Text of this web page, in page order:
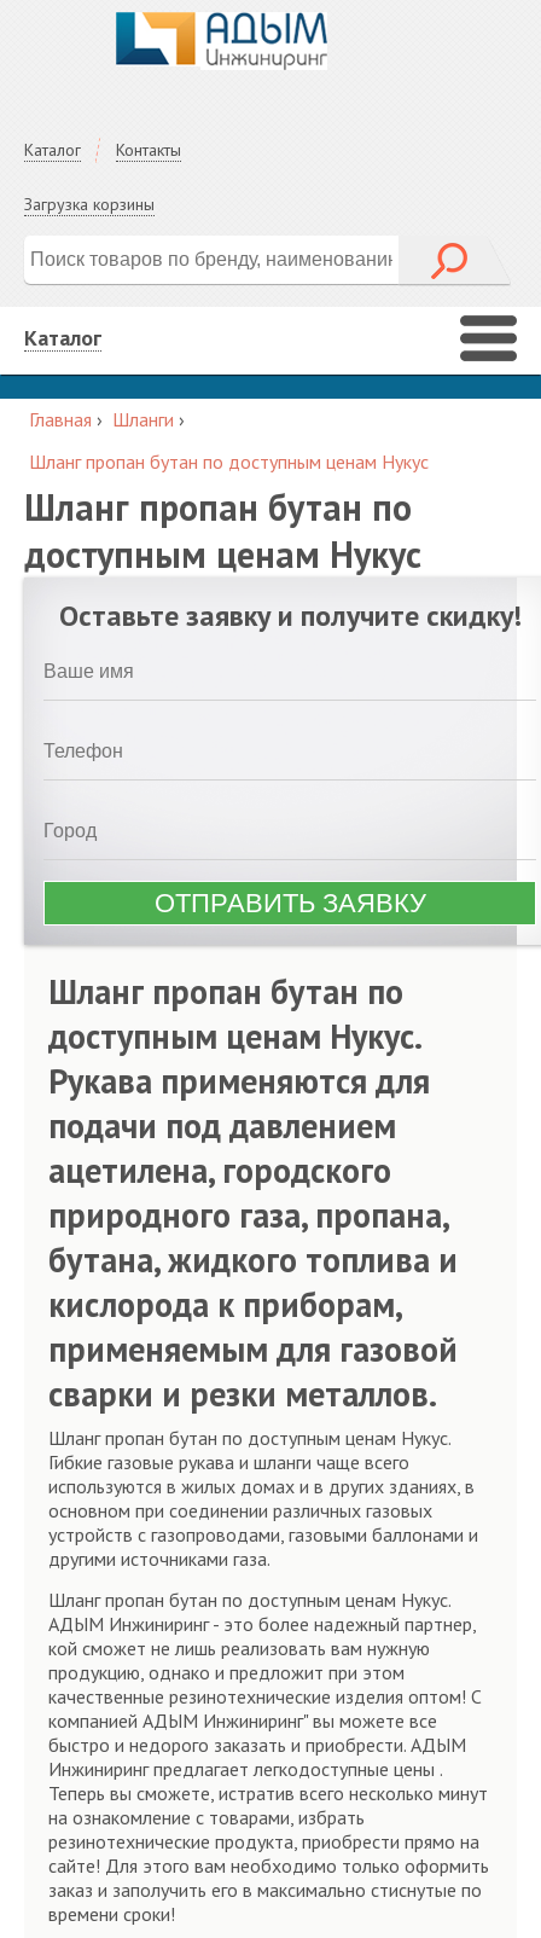
Каталог Контакты
Загрузка корзины
Каталог
Главная › Шланги ›
Шланг пропан бутан по доступным ценам Нукус
Шланг пропан бутан по
доступным ценам Нукус
Оставьте заявку и получите скидку!
Шланг пропан бутан по
доступным ценам Нукус.
Рукава применяются для
подачи под давлением
ацетилена, городского
природного газа, пропана,
бутана, жидкого топлива и
кислорода к приборам,
применяемым для газовой
сварки и резки металлов.
Шланг пропан бутан по доступным ценам Нукус.
Гибкие газовые рукава и шланги чаще всего
используются в жилых домах и в других зданиях, в
основном при соединении различных газовых
устройств с газопроводами, газовыми баллонами и
другими источниками газа.
Шланг пропан бутан по доступным ценам Нукус.
АДЫМ Инжиниринг - это более надежный партнер,
кой сможет не лишь реализовать вам нужную
продукцию, однако и предложит при этом
качественные резинотехнические изделия оптом! С
компанией АДЫМ Инжиниринг" вы можете все
быстро и недорого заказать и приобрести. АДЫМ
Инжиниринг предлагает легкодоступные цены .
Теперь вы сможете, истратив всего несколько минут
на ознакомление с товарами, избрать
резинотехнические продукта, приобрести прямо на
сайте! Для этого вам необходимо только оформить
заказ и заполучить его в максимально стиснутые по
времени сроки!